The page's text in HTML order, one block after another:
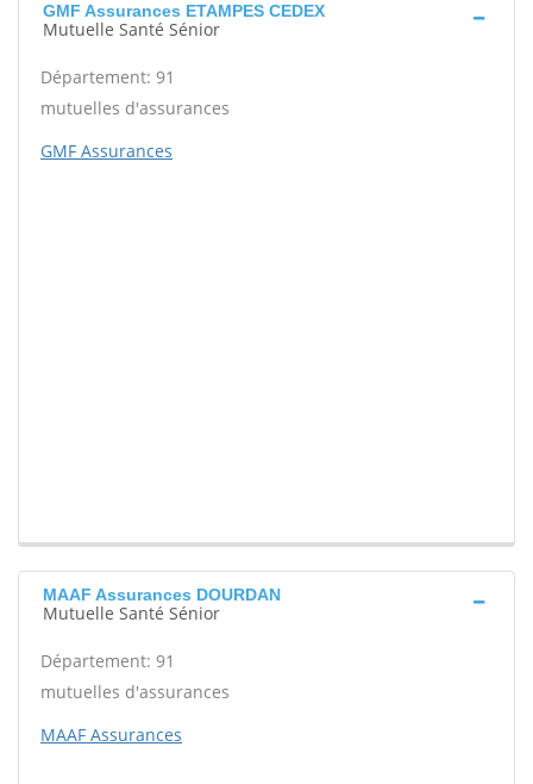
GMF Assurances ETAMPES CEDEX
Mutuelle Santé Sénior
Département: 91
mutuelles d'assurances
GMF Assurances
MAAF Assurances DOURDAN
Mutuelle Santé Sénior
Département: 91
mutuelles d'assurances
MAAF Assurances